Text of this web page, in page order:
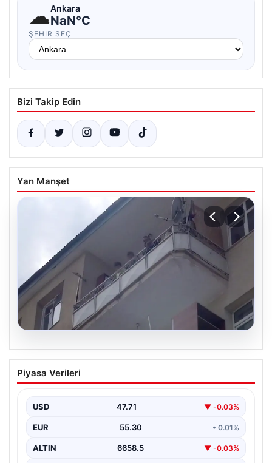
☁Ankara
NaN°C
ŞEHIR SEÇ
Bizi Takip Edin
Yan Manşet
08.08.2026
Korku dolu anlar! Eşini barışmaya ikna
edemeyince çocuklarını balkonda rehin
Piyasa Verileri
USD 47.71 ▼ -0.03%
EUR 55.30 • 0.01%
ALTIN 6658.5 ▼ -0.03%